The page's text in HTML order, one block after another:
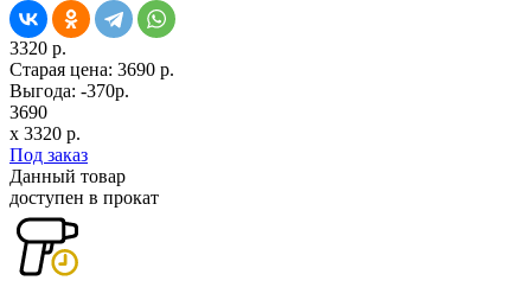
3320 р.
Старая цена: 3690 р.
Выгода: -370р.
3690
x 3320 р.
Под заказ
Данный товар
доступен в прокат